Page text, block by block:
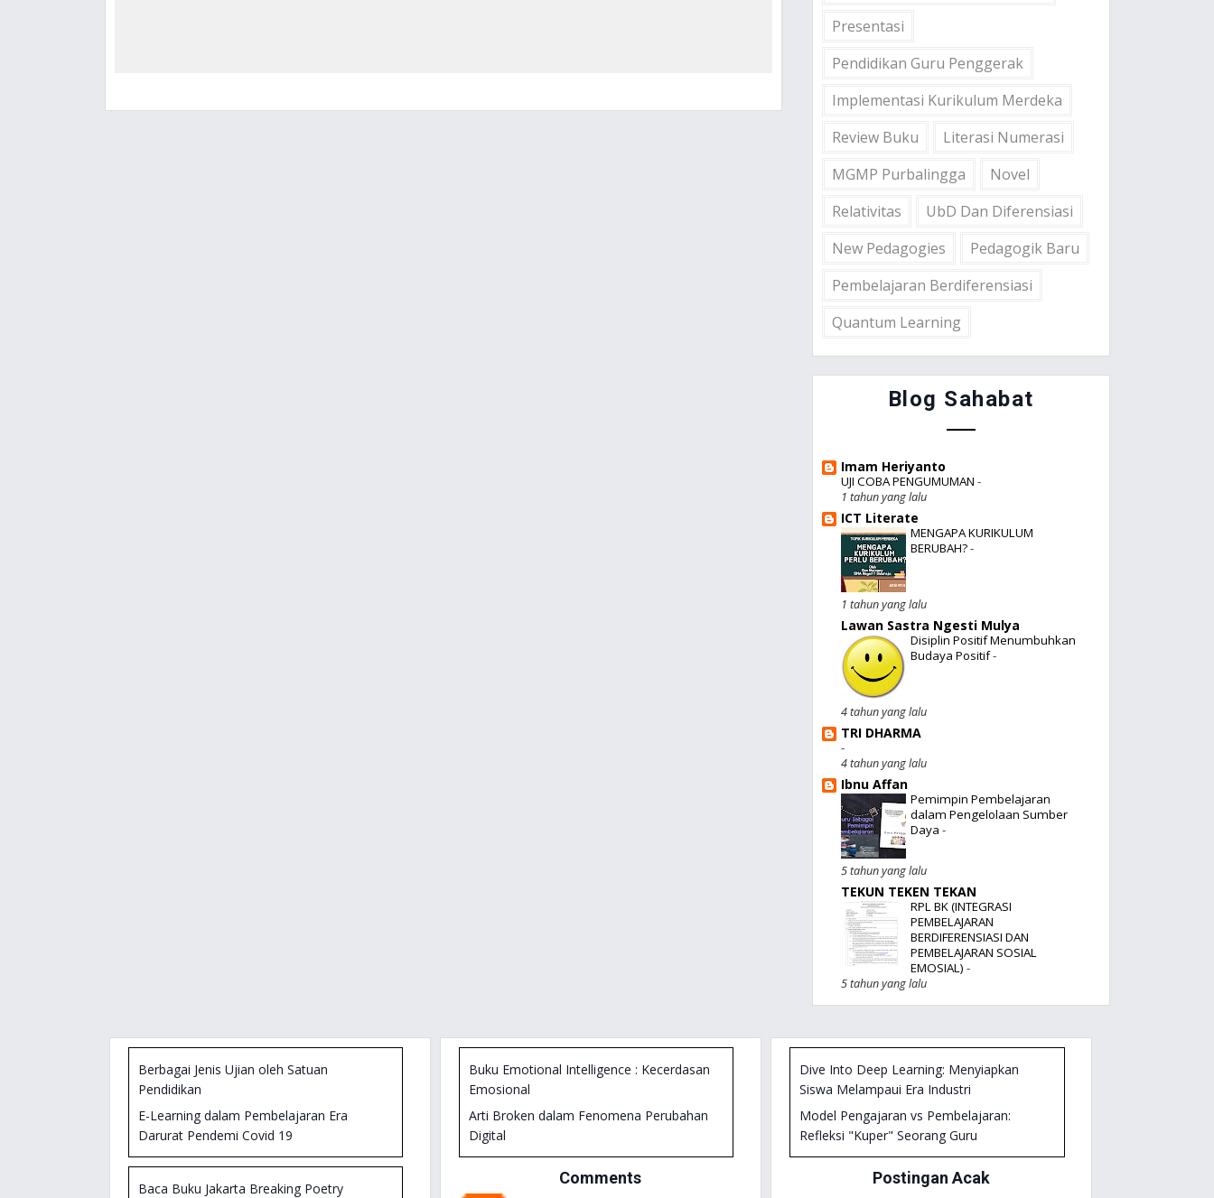
Presentasi
Pendidikan Guru Penggerak
Implementasi Kurikulum Merdeka
Review Buku
Literasi Numerasi
MGMP Purbalingga
Novel
Relativitas
UbD Dan Diferensiasi
New Pedagogies
Pedagogik Baru
Pembelajaran Berdiferensiasi
Quantum Learning
Blog Sahabat
Imam Heriyanto
UJI COBA PENGUMUMAN -
1 tahun yang lalu
ICT Literate
MENGAPA KURIKULUM
BERUBAH?-
1 tahun yang lalu
Lawan Sastra Ngesti Mulya
Disiplin Positif Menumbuhkan
Budaya Positif-
4 tahun yang lalu
TRI DHARMA
-
4 tahun yang lalu
Ibnu Affan
Pemimpin Pembelajaran
dalam Pengelolaan Sumber
Daya -
5 tahun yang lalu
TEKUN TEKEN TEKAN
RPL BK (INTEGRASI
PEMBELAJARAN
BERDIFERENSIASI DAN
PEMBELAJARAN SOSIAL
EMOSIAL) -
5 tahun yang lalu
Berbagai Jenis Ujian oleh Satuan
Pendidikan
E-Learning dalam Pembelajaran Era
Darurat Pendemi Covid 19
Kompetensi Sains Nasional 2020 : Untuk
Siapa?
Baca Buku Jakarta Breaking Poetry
Buku Emotional Intelligence : Kecerdasan
Emosional
Arti Broken dalam Fenomena Perubahan
Digital
Arti "Broken" dalam Fenomena Perubahan
Digital: Review Buku Dedy Dahlan
Comments
Dive Into Deep Learning: Menyiapkan
Siswa Melampaui Era Industri
Model Pengajaran vs Pembelajaran:
Refleksi "Kuper" Seorang Guru
Metodologi Penelitian IPA: Fondasi Riset
Kelas di Era Koding & AI (KKA)
Postingan Acak